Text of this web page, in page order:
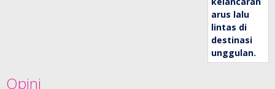
Opini